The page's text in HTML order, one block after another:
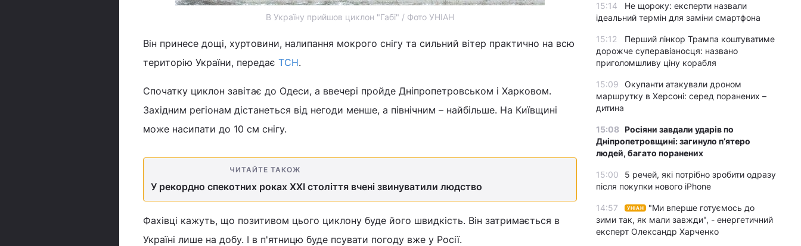
В Україну прийшов циклон "Габі" / Фото УНІАН
Він принесе дощі, хуртовини, налипання мокрого снігу та сильний вітер практично на всю
територію України, передає ТСН.
Спочатку циклон завітає до Одеси, а ввечері пройде Дніпропетровськом і Харковом.
Західним регіонам дістанеться від негоди менше, а північним – найбільше. На Київщині
може насипати до 10 см снігу.
ЧИТАЙТЕ ТАКОЖ
У рекордно спекотних роках ХХІ століття вчені звинуватили людство
Фахівці кажуть, що позитивом цього циклону буде його швидкість. Він затримається в
Україні лише на добу. І в п'ятницю буде псувати погоду вже у Росії.
15:14
Не щороку: експерти назвали
ідеальний термін для заміни смартфона
15:12
Перший лінкор Трампа коштуватиме
дорожче суперавіаносця: названо
приголомшливу ціну корабля
15:09
Окупанти атакували дроном
маршрутку в Херсоні: серед поранених –
дитина
15:08 Росіяни завдали ударів по
Дніпропетровщині: загинуло пʼятеро
людей, багато поранених
15:00
5 речей, які потрібно зробити одразу
після покупки нового iPhone
14:57 УНІАН
"Ми вперше готуємось до
зими так, як мали завжди", - енергетичний
експерт Олександр Харченко